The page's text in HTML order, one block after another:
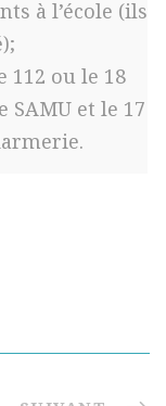
à l’école (ils
112 ou le 18
et le 17